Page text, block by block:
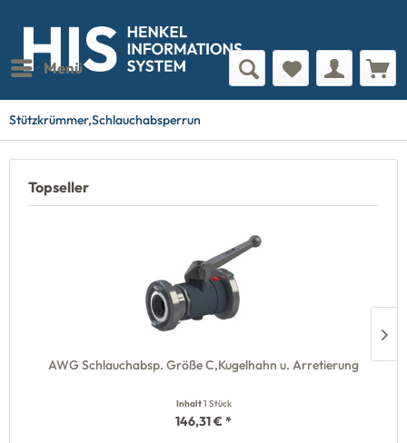
Menü
Stützkrümmer,Schlauchabsperrun
Topseller
AWG Schlauchabsp. Größe C,Kugelhahn u. Arretierung
Inhalt1 Stück
146,31 € *